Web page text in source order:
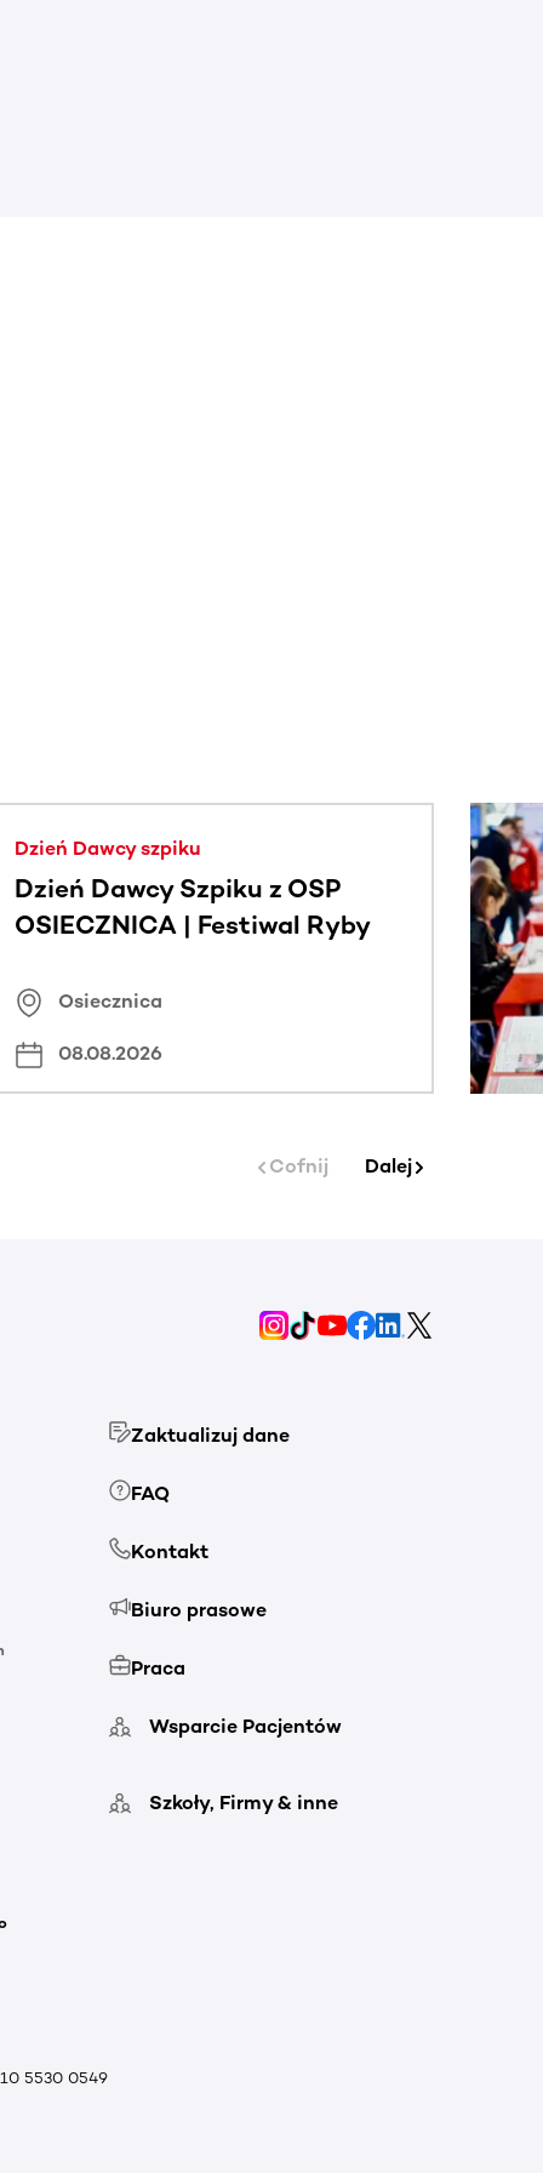
Dzień Dawcy szpiku
Dzień Dawcy Szpiku z OSP
OSIECZNICA | Festiwal Ryby
Osiecznica
08.08.2026
Cofnij Dalej
Zaktualizuj dane
FAQ
Kontakt
Biuro prasowe
Praca
Wsparcie Pacjentów
Szkoły, Firmy & inne
5530 0549